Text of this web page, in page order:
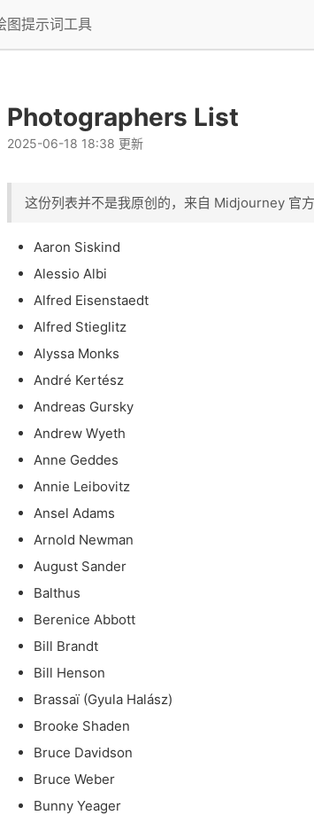
图提示词工具
Photographers List
2025-06-18 18:38 更新
这份列表并不是我原创的，来自 Midjourney 官方
Aaron Siskind
Alessio Albi
Alfred Eisenstaedt
Alfred Stieglitz
Alyssa Monks
André Kertész
Andreas Gursky
Andrew Wyeth
Anne Geddes
Annie Leibovitz
Ansel Adams
Arnold Newman
August Sander
Balthus
Berenice Abbott
Bill Brandt
Bill Henson
Brassaï (Gyula Halász)
Brooke Shaden
Bruce Davidson
Bruce Weber
Bunny Yeager